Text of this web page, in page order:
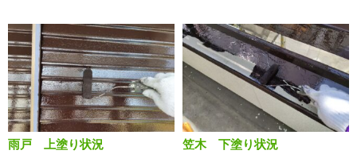
雨戸 上塗り状況 笠木 下塗り状況